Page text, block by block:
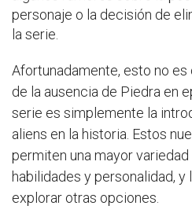
personaje o la decisión de
la serie.
Afortunadamente, esto no
de la ausencia de Piedra en
serie es simplemente la
aliens en la historia. Estos
permiten una mayor
habilidades y personalidad,
explorar otras opciones.